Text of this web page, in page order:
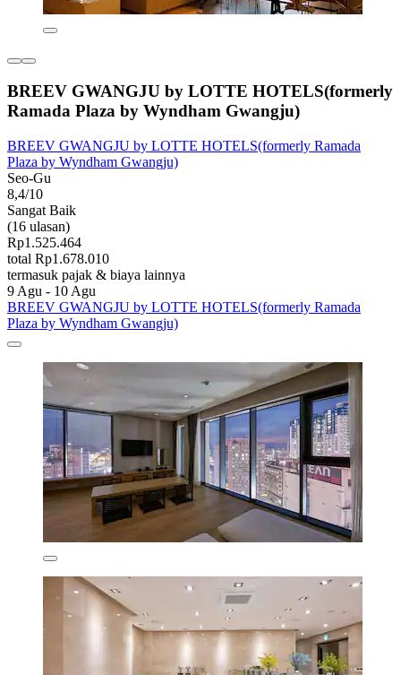
BREEV GWANGJU by LOTTE HOTELS(formerly
Ramada Plaza by Wyndham Gwangju)
BREEV GWANGJU by LOTTE HOTELS(formerly Ramada
Plaza by Wyndham Gwangju)
Seo-Gu
8,4/10
Sangat Baik
(16 ulasan)
Rp1.525.464
total Rp1.678.010
termasuk pajak & biaya lainnya
9 Agu - 10 Agu
BREEV GWANGJU by LOTTE HOTELS(formerly Ramada
Plaza by Wyndham Gwangju)